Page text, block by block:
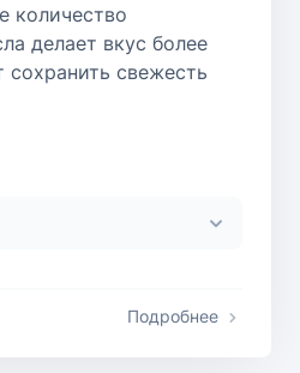
количество
делает вкус более
свежесть
Подробнее